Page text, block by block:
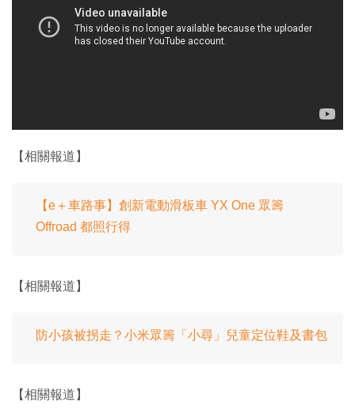
【相關報道】
【e＋車路事】創新電動滑板車 YX One 眾籌
Offroad 都照行得
【相關報道】
防小孩被拐走？小米眾籌「小尋」兒童定位鞋及書包
【相關報道】